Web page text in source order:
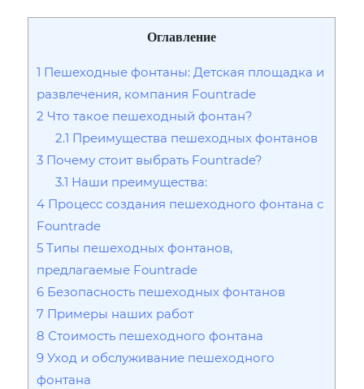
Оглавление
1 Пешеходные фонтаны: Детская площадка и
развлечения, компания Fountrade
2 Что такое пешеходный фонтан?
2.1 Преимущества пешеходных фонтанов
3 Почему стоит выбрать Fountrade?
3.1 Наши преимущества:
4 Процесс создания пешеходного фонтана с
Fountrade
5 Типы пешеходных фонтанов,
предлагаемые Fountrade
6 Безопасность пешеходных фонтанов
7 Примеры наших работ
8 Стоимость пешеходного фонтана
9 Уход и обслуживание пешеходного
фонтана